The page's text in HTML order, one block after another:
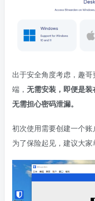
出于安全角度考虑，趣
端， 无需安装，即便是
无需担心密码泄漏。
初次使用需要创建一个账
为了保险起见，建议大家